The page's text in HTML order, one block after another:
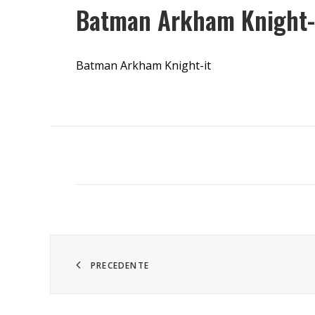
Batman Arkham
Batman Arkham Knight-it
PRECEDENTE